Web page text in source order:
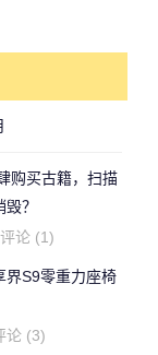
购买古籍，扫描
？
论 (1)
界S9零重力座椅
论 (3)